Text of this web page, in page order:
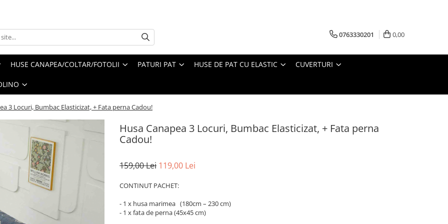
0763330201 0,00
HUSE CANAPEA/COLTAR/FOTOLII PATURI PAT HUSE DE PAT CU ELASTIC CUVERTURI
3 Locuri, Bumbac Elasticizat, + Fata perna Cadou!
Husa Canapea 3 Locuri, Bumbac Elasticizat, + Fata perna
Cadou!
159,00 Lei 119,00 Lei
CONTINUT PACHET:
- 1 x husa marimea (180cm – 230 cm)
- 1 x fata de perna (45x45 cm)